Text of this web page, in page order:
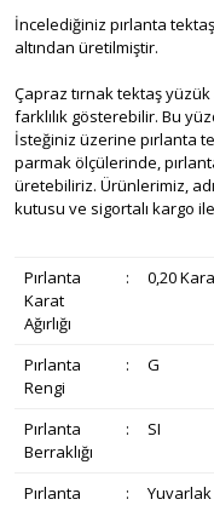
İncelediğiniz pırlanta
altından üretilmiştir.
Çapraz tırnak tektaş yüzük
farklılık gösterebilir. Bu
İsteğiniz üzerine pırlanta
parmak ölçülerinde,
üretebiliriz. Ürünlerimiz,
kutusu ve sigortalı kargo
Pırlanta
Karat
Ağırlığı
: 0,20
Pırlanta
Rengi
: G
Pırlanta
Berraklığı
: SI
Pırlanta
: Yuvarlak